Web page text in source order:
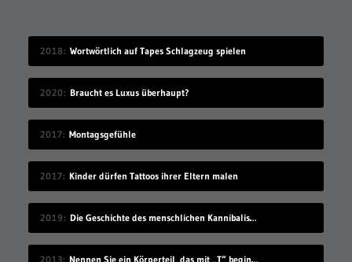
2018 Wortwörtlich auf Tapes Schlagzeug spielen
2020 Braucht es Luxus überhaupt?
2017 Montagsgefühle
2017 Kinder dürfen Tattoos ihrer Eltern malen
2019 Die Geschichte des menschlichen Kannibalismus
2013 Nennen Sie ein Körperteil, das mit „T“ beginnt